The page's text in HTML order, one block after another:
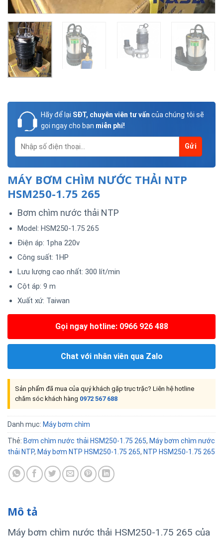
Hãy để lại SĐT, chuyên viên tư vấn của chúng tôi sẽ
gọi ngay cho bạn miễn phí!
MÁY BƠM CHÌM NƯỚC THẢI NTP
HSM250-1.75 265
Bơm chìm nước thải NTP
Model: HSM250-1.75 265
Điện áp: 1pha 220v
Công suất: 1HP
Lưu lượng cao nhất: 300 lít/min
Cột áp: 9 m
Xuất xứ: Taiwan
Gọi ngay hotline: 0966 926 488
Chat với nhân viên qua Zalo
Sản phẩm đã mua của quý khách gặp trục trặc? Liên hệ hotline
chăm sóc khách hàng 0972 567 688
Danh mục: Máy bơm chìm
Thẻ: Bơm chìm nước thải HSM250-1.75 265, Máy bơm chìm nước
thải NTP, Máy bơm NTP HSM250-1.75 265, NTP HSM250-1.75 265
Mô tả
Máy bơm chìm nước thải HSM250-1.75 265 của